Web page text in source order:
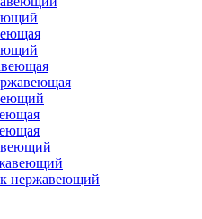
нержавеющий